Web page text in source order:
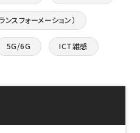
ンスフォーメーション）
5G/6G ICT雑感